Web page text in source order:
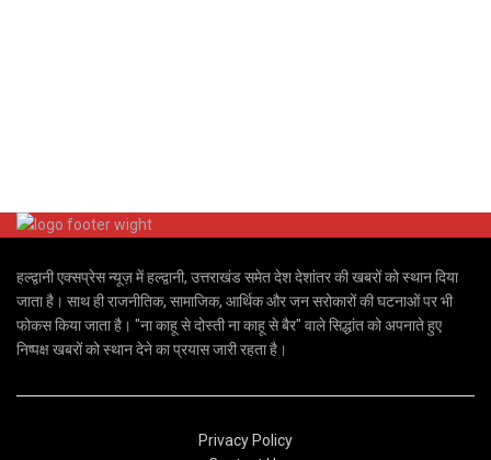
हल्द्वानी एक्सप्रेस न्यूज़ में हल्द्वानी, उत्तराखंड समेत देश देशांतर की खबरों को स्थान दिया
जाता है। साथ ही राजनीतिक, सामाजिक, आर्थिक और जन सरोकारों की घटनाओं पर भी
फोकस किया जाता है। "ना काहू से दोस्ती ना काहू से बैर" वाले सिद्धांत को अपनाते हुए
निष्पक्ष खबरों को स्थान देने का प्रयास जारी रहता है।
Privacy Policy